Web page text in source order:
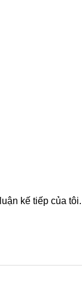
kế tiếp của tôi.